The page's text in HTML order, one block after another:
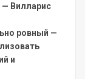
Вилларис
ровный —
и